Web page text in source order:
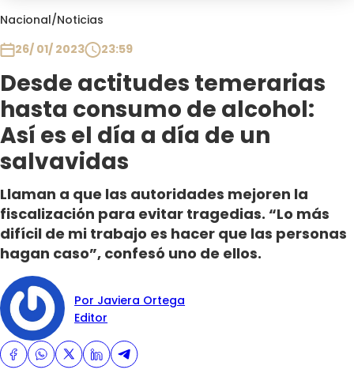
Nacional/Noticias
26/ 01/ 2023
23:59
Desde actitudes temerarias
hasta consumo de alcohol:
Así es el día a día de un
salvavidas
Llaman a que las autoridades mejoren la
fiscalización para evitar tragedias. “Lo más
difícil de mi trabajo es hacer que las personas
hagan caso”, confesó uno de ellos.
Por Javiera Ortega
Editor
Club De La Comedia
Plan Perfecto
El Tiempo
Sabingo
Todos Los Programas